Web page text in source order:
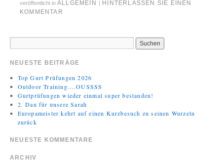
veröffentlicht in ALLGEMEIN
HINTERLASSEN SIE EINEN
KOMMENTAR
NEUESTE BEITRÄGE
Top Gurt Prüfungen 2026
Outdoor Training….OUSSSS
Gurtprüfungen wieder einmal super bestanden!
2. Dan für unsere Sarah
Europameister kehrt auf einen Kurzbesuch zu seinen Wurzeln
zurück
NEUESTE KOMMENTARE
ARCHIV